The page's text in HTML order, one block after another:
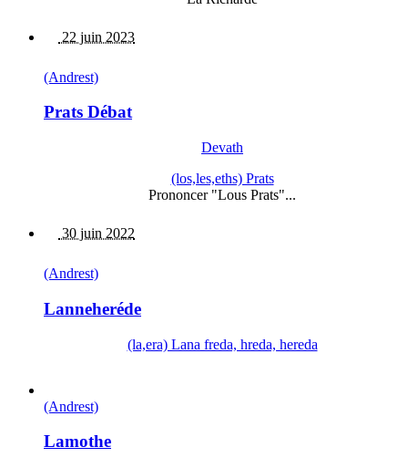
22 juin 2023
(Andrest)
Prats Débat
Devath
(los,les,eths) Prats
Prononcer "Lous Prats"...
30 juin 2022
(Andrest)
Lanneheréde
(la,era) Lana freda, hreda, hereda
(Andrest)
Lamothe